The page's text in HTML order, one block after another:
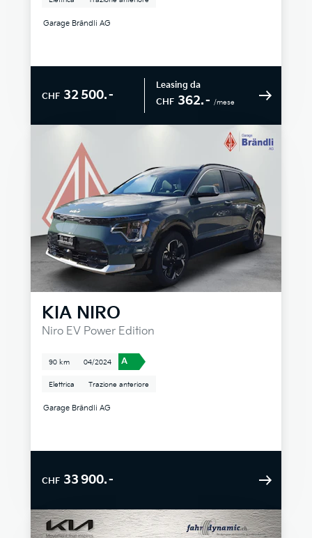
Garage Brändli AG
CHF 32 500.–
Leasing da
CHF 362.– /mese
KIA NIRO
Niro EV Power Edition
90 km 04/2024 A
Elettrica Trazione anteriore
Garage Brändli AG
CHF 33 900.–